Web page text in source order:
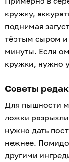
кружку,
поднимая
тёртым сыром и
минуты. Если
кружки, нужно
Советы
Для пышности
ложки
нужно дать
нежнее.
другими